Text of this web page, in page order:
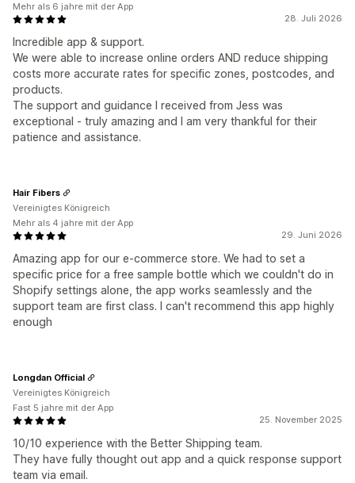
28. Juli 2026
Incredible app & support.
We were able to increase online orders AND reduce shipping
costs more accurate rates for specific zones, postcodes, and
products.
The support and guidance I received from Jess was
exceptional - truly amazing and I am very thankful for their
patience and assistance.
Mehr als 6 jahre mit der App
29. Juni 2026
Amazing app for our e-commerce store. We had to set a
specific price for a free sample bottle which we couldn't do in
Shopify settings alone, the app works seamlessly and the
support team are first class. I can't recommend this app highly
enough
Hair Fibers
Vereinigtes Königreich
Mehr als 4 jahre mit der App
25. November 2025
10/10 experience with the Better Shipping team.
They have fully thought out app and a quick response support
team via email.
Longdan Official
Vereinigtes Königreich
Fast 5 jahre mit der App